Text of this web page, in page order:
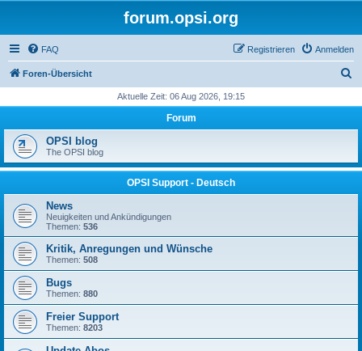
forum.opsi.org
FAQ Anmelden
Registrieren
Foren-Übersicht
h
Aktuelle Zeit: 06 Aug 2026, 19:15
Forum
OPSI blog
The OPSI blog
OPSI Support - Deutsch
News
Neuigkeiten und Ankündigungen
Themen: 536
Kritik, Anregungen und Wünsche
Themen: 508
Bugs
Themen: 880
Freier Support
Themen: 8203